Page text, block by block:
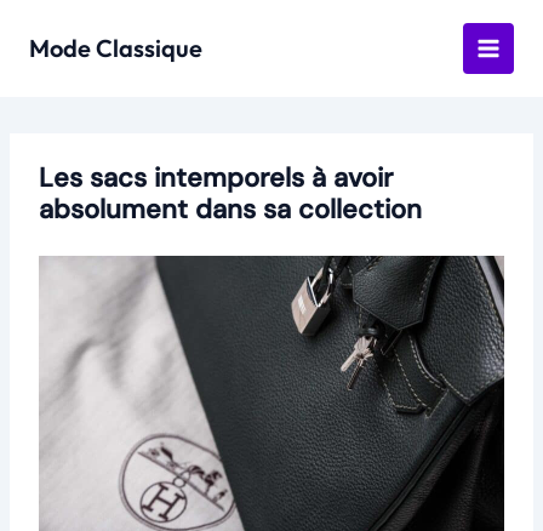
Mode Classique
Les sacs intemporels à avoir
absolument dans sa collection